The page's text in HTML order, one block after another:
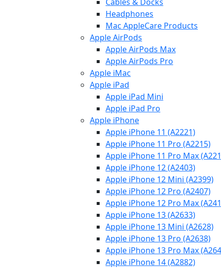
Headphones
Mac AppleCare Products
Apple AirPods
Apple AirPods Max
Apple AirPods Pro
Apple iMac
Apple iPad
Apple iPad Mini
Apple iPad Pro
Apple iPhone
Apple iPhone 11 (A2221)
Apple iPhone 11 Pro (A2215)
Apple iPhone 11 Pro Max
Apple iPhone 12 (A2403)
Apple iPhone 12 Mini (A2399)
Apple iPhone 12 Pro (A2407)
Apple iPhone 12 Pro Max
Apple iPhone 13 (A2633)
Apple iPhone 13 Mini (A2628)
Apple iPhone 13 Pro (A2638)
Apple iPhone 13 Pro Max
Apple iPhone 14 (A2882)